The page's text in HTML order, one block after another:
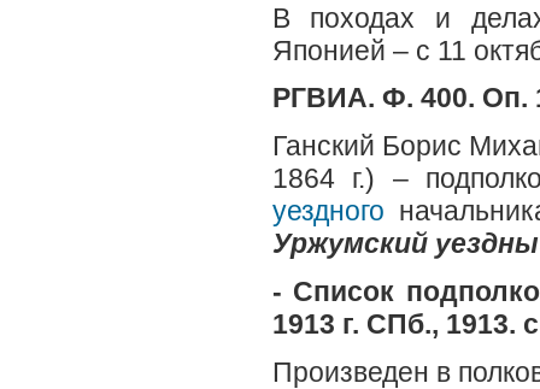
В походах и
Японией – с 11
РГВИА. Ф. 400. Оп.
Ганский Борис
1864 г.) –
уездного
Уржумский
- Список
1913 г. СПб., 1913.
Произведен в